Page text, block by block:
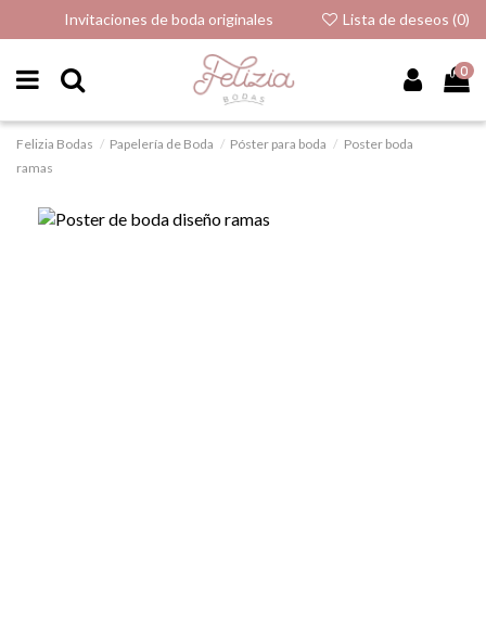
Invitaciones de boda originales Lista de deseos (0)
0
Felizia Bodas Papelería de Boda Póster para boda
Poster boda
ramas